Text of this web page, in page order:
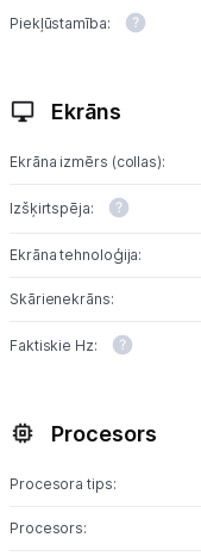
Piekļūstamība:
Ekrāns
Ekrāna izmērs (collas):
Izšķirtspēja:
Ekrāna tehnoloģija:
Skārienekrāns:
Faktiskie Hz:
Procesors
Procesora tips:
Procesors: